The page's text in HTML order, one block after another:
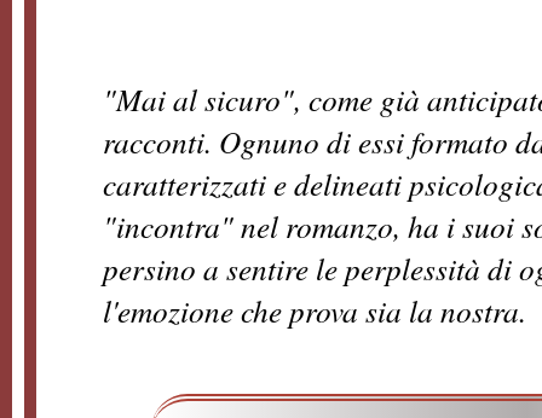
"Mai al sicuro", come già
racconti. Ognuno di essi formato
caratterizzati e delineati
"incontra" nel romanzo, ha i suoi
persino a sentire le perplessità di
l'emozione che prova sia la nostra.